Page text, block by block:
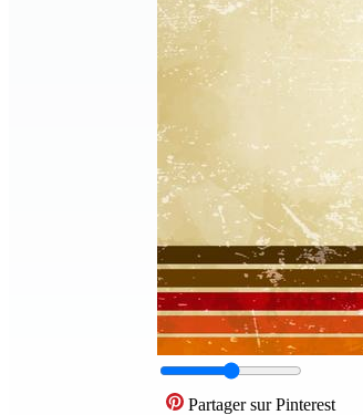
Partager sur Pinterest